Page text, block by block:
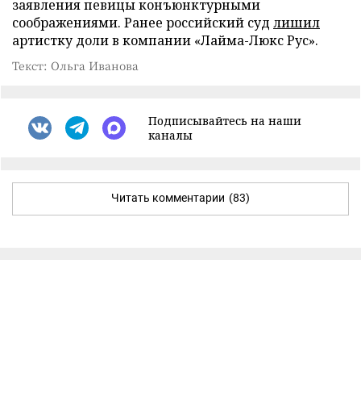
заявления певицы конъюнктурными
соображениями. Ранее российский суд лишил
артистку доли в компании «Лайма-Люкс Рус».
Текст: Ольга Иванова
Подписывайтесь на наши
каналы
Читать комментарии (83)